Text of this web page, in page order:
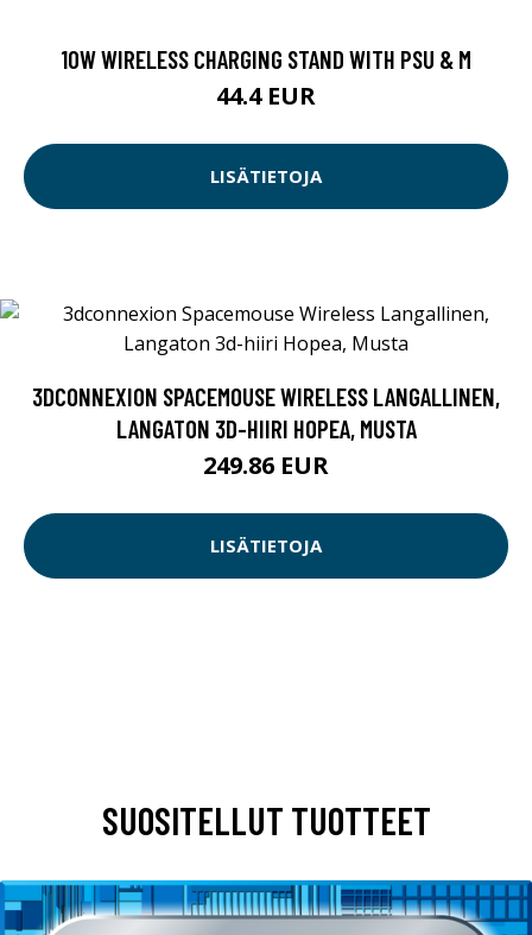
10W WIRELESS CHARGING STAND WITH PSU & M
44.4 EUR
LISÄTIETOJA
3DCONNEXION SPACEMOUSE WIRELESS LANGALLINEN,
LANGATON 3D-HIIRI HOPEA, MUSTA
249.86 EUR
LISÄTIETOJA
SUOSITELLUT TUOTTEET